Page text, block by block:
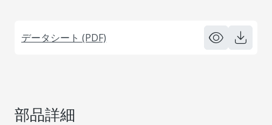
データシート (PDF)
部品詳細